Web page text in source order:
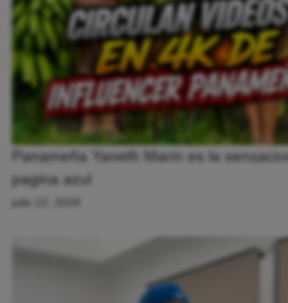
Panameña Yaneth Marin es la
pagina azul
julio 12, 2026